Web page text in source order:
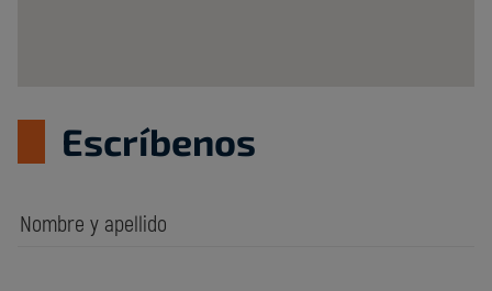
Escríbenos